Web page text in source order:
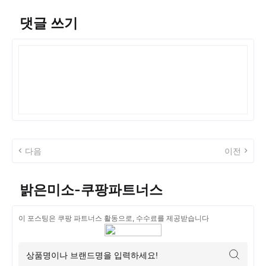
댓글 쓰기
다음 이전
밝은미소-쿠팡파트너스
이 포스팅은 쿠팡 파트너스 활동으로, 수수료를 제공받습니다